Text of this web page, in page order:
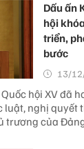
Dấu ấn
hội
triển,
bước
13/
hội XV đã
luật, nghị quyết
trương của